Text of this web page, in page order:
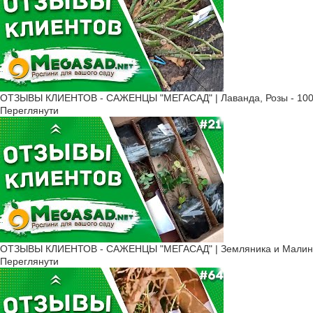
ОТЗЫВЫ КЛИЕНТОВ - САЖЕНЦЫ "МЕГАСАД" | Лаванда, Розы -
Переглянути
ОТЗЫВЫ КЛИЕНТОВ - САЖЕНЦЫ "МЕГАСАД" | Земляника и Малина
Переглянути